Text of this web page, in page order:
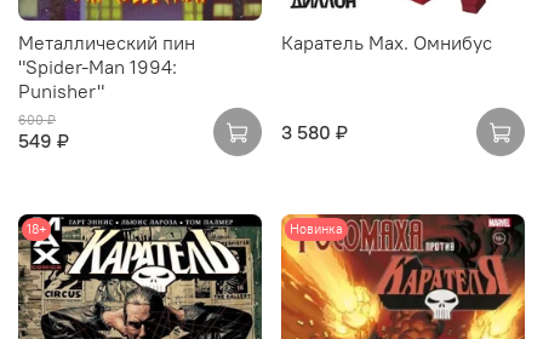
Металлический пин
"Spider-Man 1994:
Punisher"
600 ₽
549 ₽
Каратель Max. Омнибус
3 580 ₽
18+ Новинка